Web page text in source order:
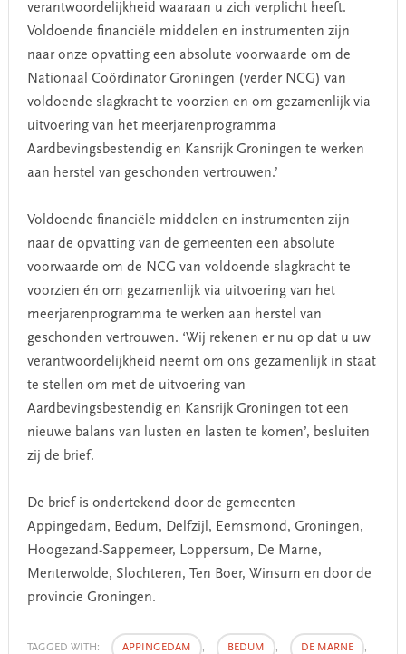
verantwoordelijkheid waaraan u zich verplicht heeft.
Voldoende financiële middelen en instrumenten zijn
naar onze opvatting een absolute voorwaarde om de
Nationaal Coördinator Groningen (verder NCG) van
voldoende slagkracht te voorzien en om gezamenlijk via
uitvoering van het meerjarenprogramma
Aardbevingsbestendig en Kansrijk Groningen te werken
aan herstel van geschonden vertrouwen.’
Voldoende financiële middelen en instrumenten zijn
naar de opvatting van de gemeenten een absolute
voorwaarde om de NCG van voldoende slagkracht te
voorzien én om gezamenlijk via uitvoering van het
meerjarenprogramma te werken aan herstel van
geschonden vertrouwen. ‘Wij rekenen er nu op dat u uw
verantwoordelijkheid neemt om ons gezamenlijk in staat
te stellen om met de uitvoering van
Aardbevingsbestendig en Kansrijk Groningen tot een
nieuwe balans van lusten en lasten te komen’, besluiten
zij de brief.
De brief is ondertekend door de gemeenten
Appingedam, Bedum, Delfzijl, Eemsmond, Groningen,
Hoogezand-Sappemeer, Loppersum, De Marne,
Menterwolde, Slochteren, Ten Boer, Winsum en door de
provincie Groningen.
TAGGED WITH: APPINGEDAM , BEDUM , DE MARNE ,